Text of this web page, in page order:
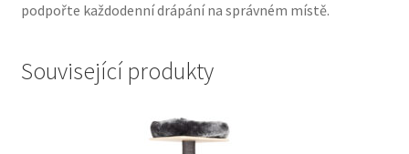
Wolf of Wilderness
podpořte každodenní drápání na správném místě.
Související produkty